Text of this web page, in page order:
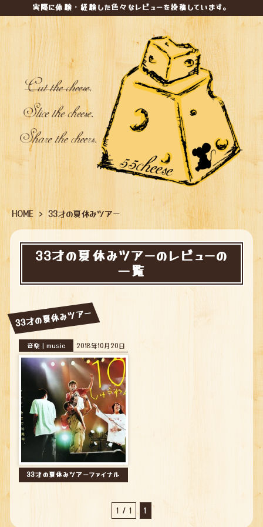
実際に体験・経験した色々なレビューを投稿しています。
HOME > 33才の夏休みツアー
33才の夏休みツアーのレビューの
一覧
33才の夏休みツアー
音楽｜music 2018年10月20日
33才の夏休みツアーファイナル
1 / 1 1